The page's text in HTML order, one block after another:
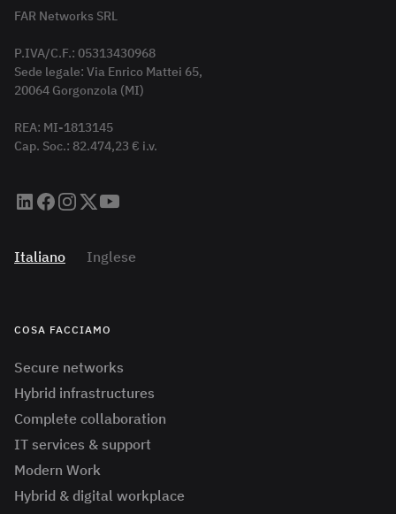
FAR Networks SRL
P.IVA/C.F.: 05313430968
Sede legale: Via Enrico Mattei 65,
20064 Gorgonzola (MI)
REA: MI-1813145
Cap. Soc.: 82.474,23 € i.v.
Italiano Inglese
COSA FACCIAMO
Secure networks
Hybrid infrastructures
Complete collaboration
IT services & support
Modern Work
Hybrid & digital workplace